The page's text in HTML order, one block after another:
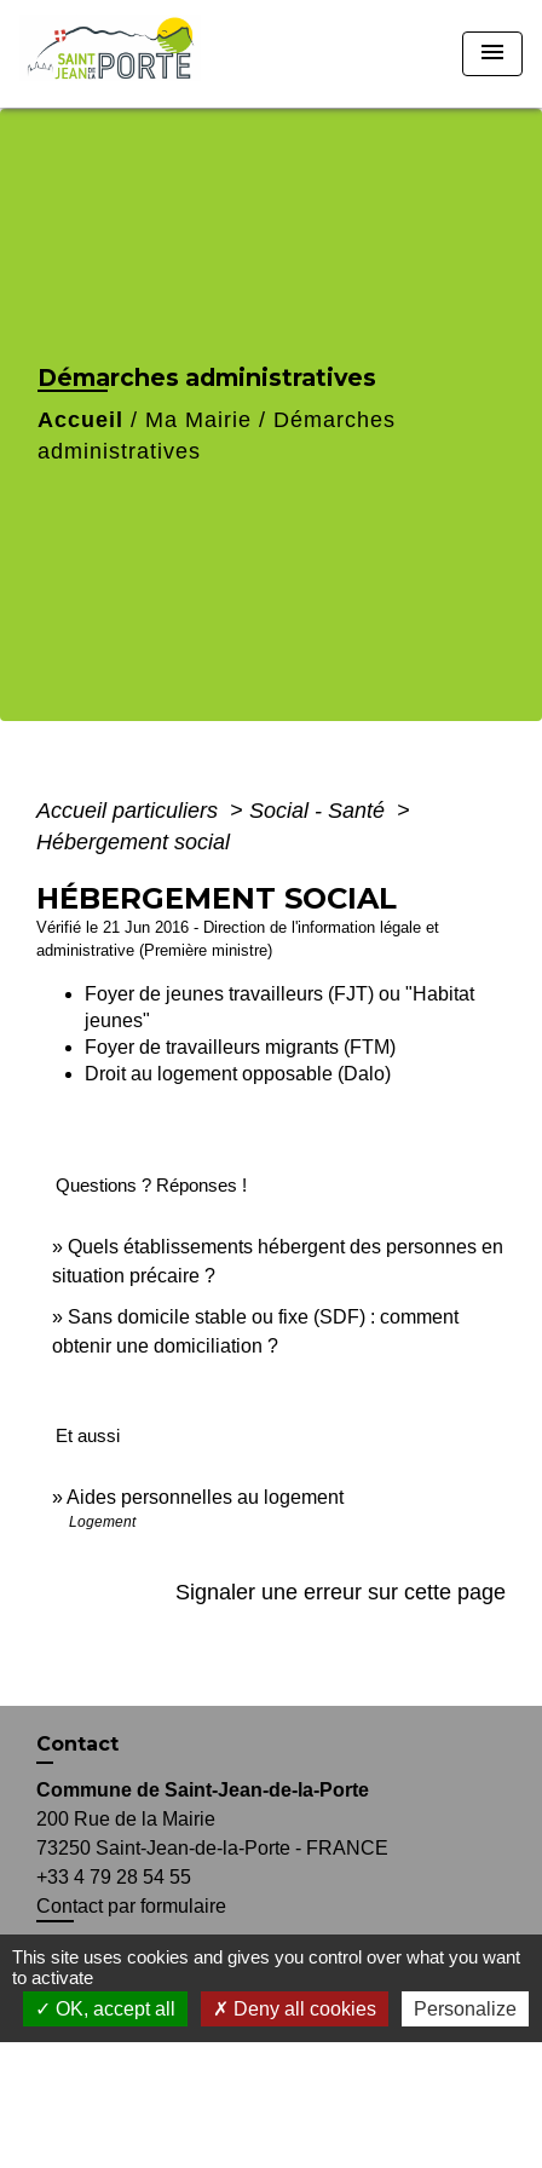
menu
Démarches administratives
Accueil / Ma Mairie / Démarches
administratives
Accueil particuliers > Social - Santé >
Hébergement social
HÉBERGEMENT SOCIAL
Vérifié le 21 Jun 2016 - Direction de l'information légale et
administrative (Première ministre)
Foyer de jeunes travailleurs (FJT) ou "Habitat
jeunes"
Foyer de travailleurs migrants (FTM)
Droit au logement opposable (Dalo)
Questions ? Réponses !
Quels établissements hébergent des personnes en
situation précaire ?
Sans domicile stable ou fixe (SDF) : comment
obtenir une domiciliation ?
Et aussi
Aides personnelles au logement
Logement
Signaler une erreur sur cette page
Contact
Commune de Saint-Jean-de-la-Porte
200 Rue de la Mairie
73250 Saint-Jean-de-la-Porte - FRANCE
+33 4 79 28 54 55
Contact par formulaire
Liens
This site uses cookies and gives you control over what you want
to activate
OK, accept all
Deny all cookies Personalize